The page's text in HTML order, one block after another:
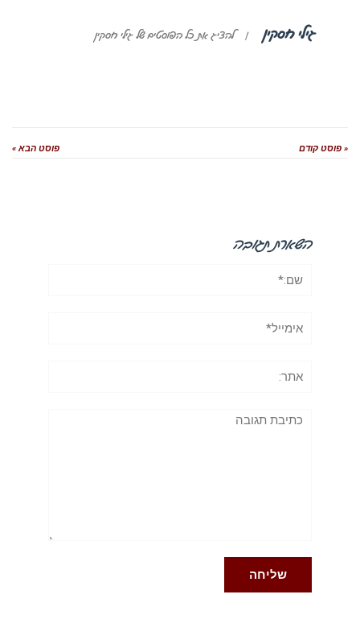
גילי חסקין | להציג את כל הפוסטים של גילי חסקין
« פוסט קודם פוסט הבא »
השארת תגובה
תגובה